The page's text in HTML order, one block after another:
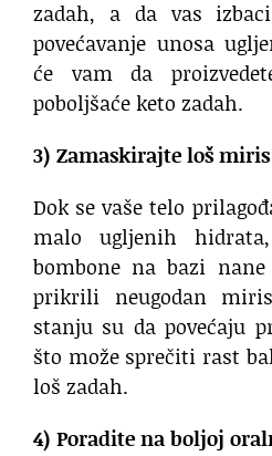
zadah, a da vas
povećavanje unosa
će vam da
poboljšaće keto zadah.
3) Zamaskirajte loš miris
Dok se vaše telo
malo ugljenih
bombone na bazi
prikrili neugodan
stanju su da povećaju
što može sprečiti rast
loš zadah.
4) Poradite na boljoj